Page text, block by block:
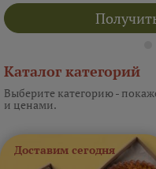
Каталог категорий
Выберите категорию -
и ценами.
Доставим сегодня